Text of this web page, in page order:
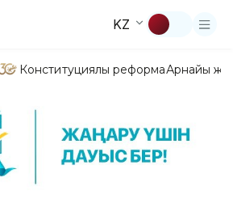
KZ
Конституциялық реформаАрнайы